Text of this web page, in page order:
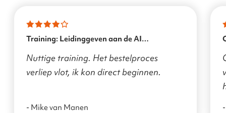
Training: Leidinggeven aan de AI
Nuttige training. Het bestelproces
verliep vlot, ik kon direct beginnen.
- Mike van Manen